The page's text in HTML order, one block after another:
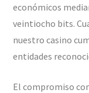
económicos
veintiocho bits.
nuestro casino
entidades
El compromiso